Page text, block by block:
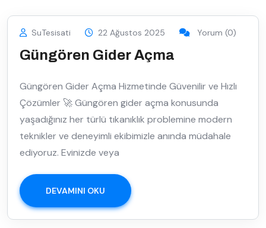
SuTesisati 22 Ağustos 2025 Yorum (0)
Güngören Gider Açma
Güngören Gider Açma Hizmetinde Güvenilir ve Hızlı
Çözümler 🚀 Güngören gider açma konusunda
yaşadığınız her türlü tıkanıklık problemine modern
teknikler ve deneyimli ekibimizle anında müdahale
ediyoruz. Evinizde veya
DEVAMINI OKU